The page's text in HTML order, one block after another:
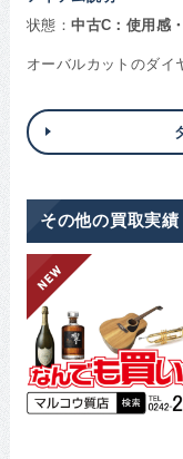
状態：中古C：使用感
オーバルカットのダイ
その他の買取実績